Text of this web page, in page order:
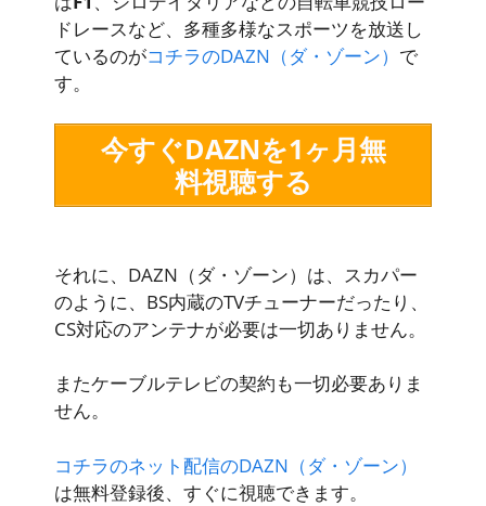
ドレースなど、多種多様なスポーツを放送し
ているのがコチラのDAZN（ダ・ゾーン） で
す。
今すぐDAZNを1ヶ月無
料視聴する
それに、DAZN（ダ・ゾーン）は、スカパー
のように、BS内蔵のTVチューナーだったり、
CS対応のアンテナが必要は一切ありません。
またケーブルテレビの契約も一切必要ありま
せん。
コチラのネット配信のDAZN（ダ・ゾーン）
は無料登録後、すぐに視聴できます。